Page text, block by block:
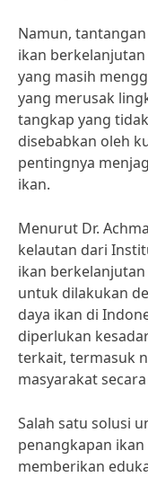
Namun,
ikan berkelanjutan
yang masih
yang merusak
tangkap yang
disebabkan oleh
pentingnya
ikan.
Menurut Dr.
kelautan dari
ikan
untuk dilakukan
daya ikan di
diperlukan
terkait, termasuk
masyarakat
Salah satu solusi
penangkapan
memberikan